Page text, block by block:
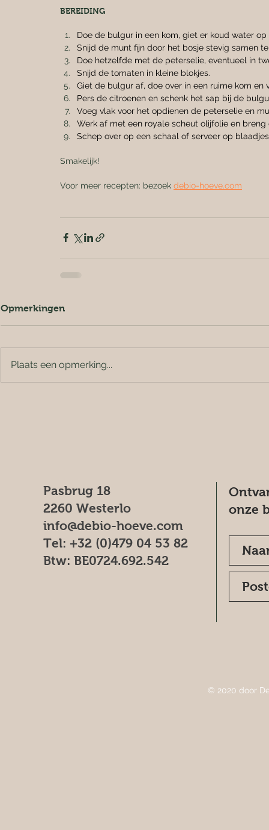
BEREIDING
Doe de bulgur in een kom, giet er koud water
Snijd de munt fijn door het bosje stevig samen
Doe hetzelfde met de peterselie, eventueel in
Snijd de tomaten in kleine blokjes.
Giet de bulgur af, doe over in een ruime kom en
Pers de citroenen en schenk het sap bij de
Voeg vlak voor het opdienen de peterselie en
Werk af met een royale scheut olijfolie en
Schep over op een schaal of serveer op
Smakelijk!
Voor meer recepten: bezoek debio-hoeve.com
Opmerkingen
Plaats een opmerking...
Pasbrug 18
2260 Westerlo
info@debio-hoeve.com
Tel: +32 (0)479 04 53 82
Btw: BE0724.692.542
onze
© 2020 door